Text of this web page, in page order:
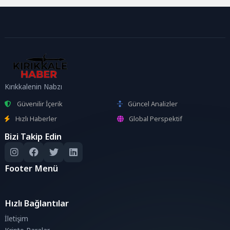
Kırıkkalenin Nabzı
Güvenilir İçerik
Güncel Analizler
Hızlı Haberler
Global Perspektif
Bizi Takip Edin
Footer Menü
Hızlı Bağlantılar
İletişim